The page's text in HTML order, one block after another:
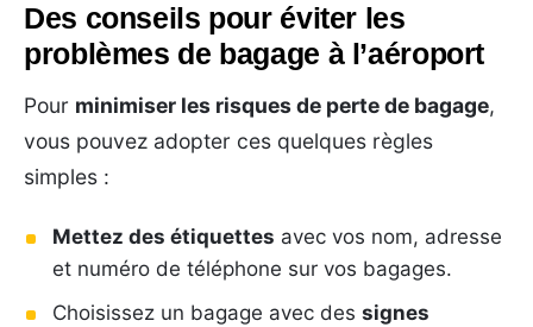
Des conseils pour éviter les
problèmes de bagage à l’aéroport
Pour minimiser les risques de perte de bagage,
vous pouvez adopter ces quelques règles
simples :
Mettez des étiquettes avec vos nom, adresse
et numéro de téléphone sur vos bagages.
Choisissez un bagage avec des signes